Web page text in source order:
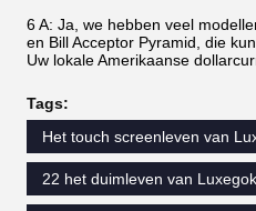
6 A: Ja, we hebben veel
en Bill Acceptor Pyramid, die
Uw lokale Amerikaanse
Tags:
Het touch screenleven van
22 het duimleven van